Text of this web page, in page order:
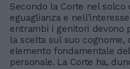
Secondo la Corte nel
eguaglianza e
entrambi i genitori devono
la scelta sul suo cognome,
elemento fondamentale
personale. La Corte ha,